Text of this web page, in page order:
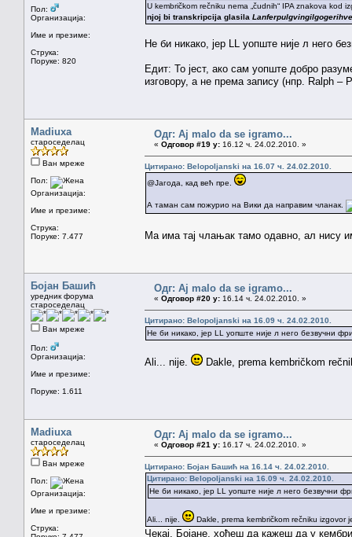
Пол:
Организација:
Име и презиме:
Струка:
Поруке: 820
U kembričkom rečniku nema „čudnih“ IPA znakova kod
njoj bi transkripcija glasila
Не би никако, јер LL уопште није л него
Едит: То јест, ако сам уопште добро
изговору, а не према запису (нпр. Ralph –
Madiuxa
староседелац
Ван мреже
Пол:
Организација:
Име и презиме:
Струка:
Поруке: 7.477
Одг: Aj malo da se igramo...
« Одговор #19 у: 16.12 ч. 24.02.2010. »
Цитирано: Belopoljanski на 16.07 ч. 24.02.2010.
@Јагода, кад већ пре.
А таман сам пожурио на Вики да направим чланак.
Ма има тај члањак тамо одавно, ал нису
Бојан Башић
уредник форума
староседелац
Ван мреже
Пол:
Организација:
Име и презиме:
Поруке: 1.611
Одг: Aj malo da se igramo...
« Одговор #20 у: 16.14 ч. 24.02.2010. »
Цитирано: Belopoljanski на 16.09 ч. 24.02.2010.
Не би никако, јер LL уопште није л него безвучни
Ali... nije. Dakle, prema kembričkom
Madiuxa
староседелац
Ван мреже
Пол:
Организација:
Име и презиме:
Струка:
Одг: Aj malo da se igramo...
« Одговор #21 у: 16.17 ч. 24.02.2010. »
Цитирано: Бојан Башић на 16.14 ч. 24.02.2010.
Цитирано: Belopoljanski на 16.09 ч. 24.02.2010.
Не би никако, јер LL уопште није л него безвучни
Ali... nije. Dakle, prema kembričkom rečniku izgovor
Чекај, Бојане, хоћеш да кажеш да у